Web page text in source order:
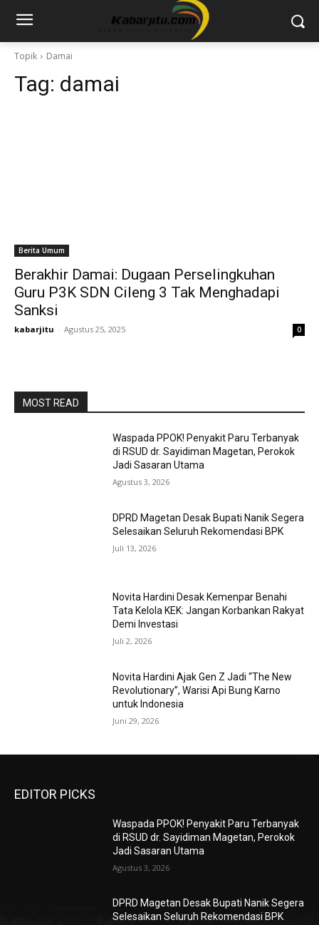
Topik Damai
Tag: damai
Berita Umum
Berakhir Damai: Dugaan Perselingkuhan
Guru P3K SDN Cileng 3 Tak Menghadapi
Sanksi
kabarjitu - Agustus 25, 2025 0
MOST READ
Waspada PPOK! Penyakit Paru Terbanyak
di RSUD dr. Sayidiman Magetan, Perokok
Jadi Sasaran Utama
Agustus 3, 2026
DPRD Magetan Desak Bupati Nanik Segera
Selesaikan Seluruh Rekomendasi BPK
Juli 13, 2026
Novita Hardini Desak Kemenpar Benahi
Tata Kelola KEK: Jangan Korbankan Rakyat
Demi Investasi
Juli 2, 2026
Novita Hardini Ajak Gen Z Jadi “The New
Revolutionary”, Warisi Api Bung Karno
untuk Indonesia
Juni 29, 2026
EDITOR PICKS
Waspada PPOK! Penyakit Paru Terbanyak
di RSUD dr. Sayidiman Magetan, Perokok
Jadi Sasaran Utama
Agustus 3, 2026
DPRD Magetan Desak Bupati Nanik Segera
Selesaikan Seluruh Rekomendasi BPK